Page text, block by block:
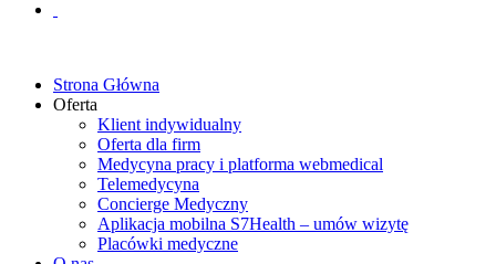
Strona Główna
Oferta
Klient indywidualny
Oferta dla firm
Medycyna pracy i platforma webmedical
Telemedycyna
Concierge Medyczny
Aplikacja mobilna S7Health – umów wizytę
Placówki medyczne